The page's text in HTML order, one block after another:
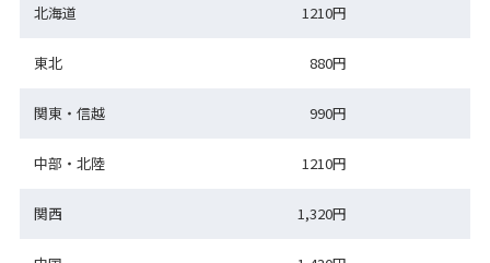
北海道 1210円
東北 880円
関東・信越 990円
中部・北陸 1210円
関西 1,320円